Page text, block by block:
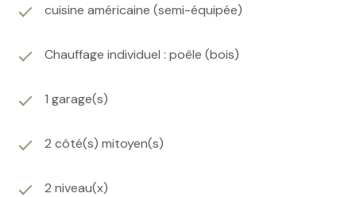
cuisine américaine (semi-équipée)
Chauffage individuel : poêle (bois)
1 garage(s)
2 côté(s) mitoyen(s)
2 niveau(x)